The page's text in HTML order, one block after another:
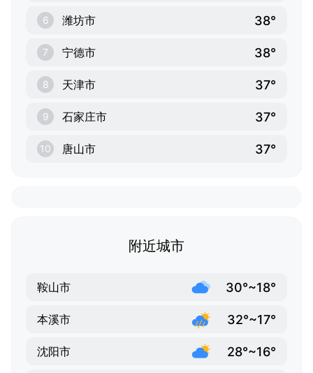
6 潍坊市 38°
7 宁德市 38°
8 天津市 37°
9 石家庄市 37°
10 唐山市 37°
附近城市
鞍山市 30°~18°
本溪市 32°~17°
沈阳市 28°~16°